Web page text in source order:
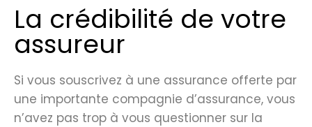
La crédibilité de votre
assureur
Si vous souscrivez à une assurance offerte par
une importante compagnie d’assurance, vous
n’avez pas trop à vous questionner sur la